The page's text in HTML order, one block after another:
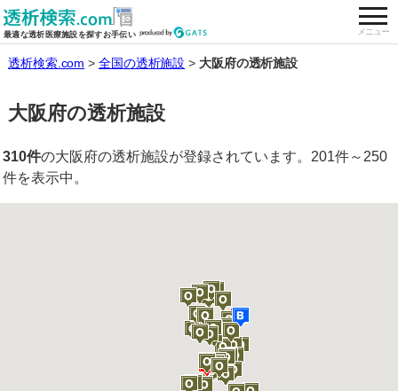
最適な透析医療施設を探すお手伝い メニュー
全国の透析施設を検索する
透析検索.com 全国の透析施設 大阪府の透析施設
大阪府の透析施設
310件の大阪府の透析施設が登録されています。201件～250
件を表示中。